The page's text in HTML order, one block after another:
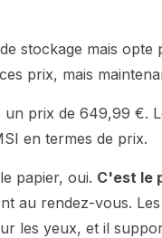
stockage mais
prix, mais
prix de 649,99 €.
en termes de prix.
papier, oui. C'est le
au rendez-vous.
les yeux, et il